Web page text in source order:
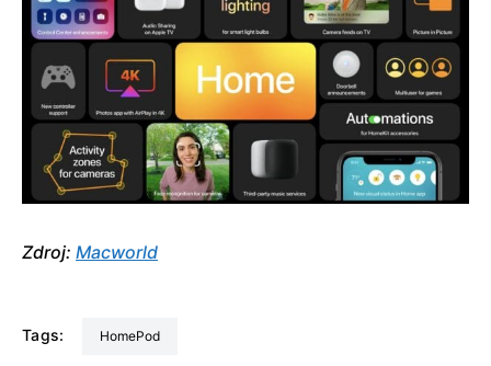
Zdroj: Macworld
Tags: HomePod